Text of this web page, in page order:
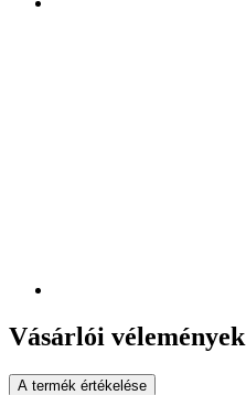
Vásárlói vélemények
A termék értékelése